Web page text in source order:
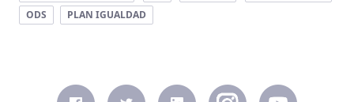
ODS
PLAN IGUALDAD